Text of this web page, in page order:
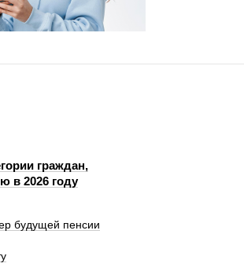
граждан,
в 2026 году
будущей пенсии